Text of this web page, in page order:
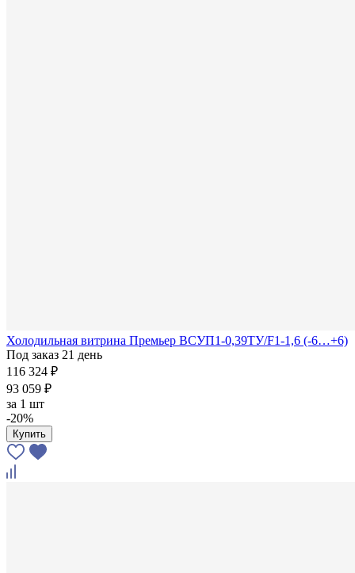
Холодильная витрина Премьер ВСУП1-0,39ТУ/F1-1,6 (-6…+6)
Под заказ 21 день
116 324 ₽
93 059 ₽
за 1 шт
-20%
Купить